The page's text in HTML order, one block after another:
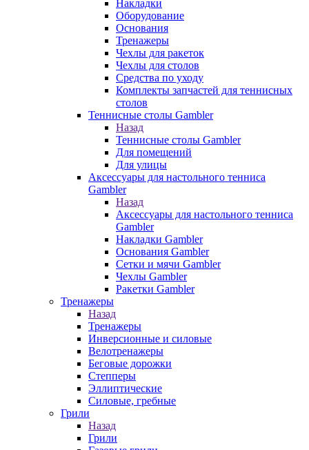
Накладки
Оборудование
Основания
Тренажеры
Чехлы для ракеток
Чехлы для столов
Средства по уходу
Комплекты запчастей для теннисных
столов
Теннисные столы Gambler
Назад
Теннисные столы Gambler
Для помещений
Для улицы
Аксессуары для настольного тенниса
Gambler
Назад
Аксессуары для настольного тенниса
Gambler
Накладки Gambler
Основания Gambler
Сетки и мячи Gambler
Чехлы Gambler
Ракетки Gambler
Тренажеры
Назад
Тренажеры
Инверсионные и силовые
Велотренажеры
Беговые дорожки
Степперы
Эллиптические
Силовые, гребные
Грили
Назад
Грили